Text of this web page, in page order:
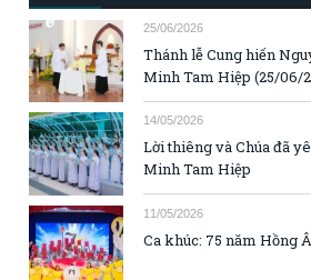
25/06/2026
Thánh lễ Cung hiến
Minh Tam Hiệp (25/06/
14/05/2026
Lời thiêng và Chúa đã
Minh Tam Hiệp
11/05/2026
Ca khúc: 75 năm Hồng